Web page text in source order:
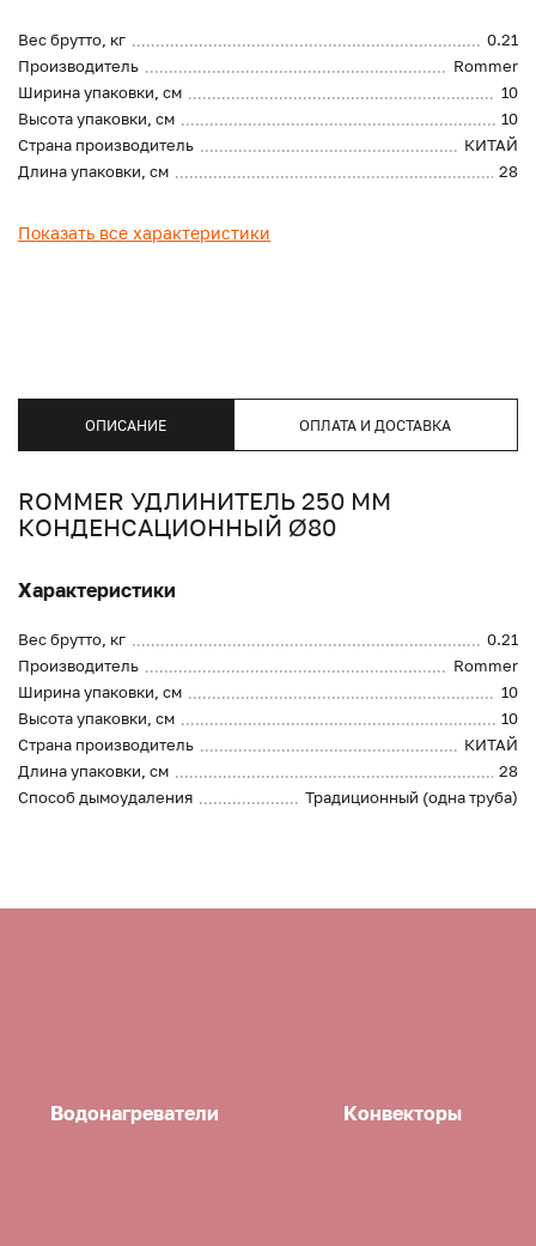
Вес брутто, кг
0.21
Производитель
Rommer
Ширина упаковки, см
10
Высота упаковки, см
10
Страна производитель
КИТАЙ
Длина упаковки, см
28
Показать все характеристики
ОПИСАНИЕ ОПЛАТА И ДОСТАВКА
ROMMER УДЛИНИТЕЛЬ 250 ММ
КОНДЕНСАЦИОННЫЙ Ø80
Характеристики
Вес брутто, кг
0.21
Производитель
Rommer
Ширина упаковки, см
10
Высота упаковки, см
10
Страна производитель
КИТАЙ
Длина упаковки, см
28
Способ дымоудаления
Традиционный (одна труба)
Водонагреватели Конвекторы